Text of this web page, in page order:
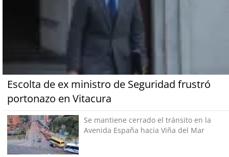
Escolta de ex ministro de Seguridad frustró
portonazo en Vitacura
Se mantiene cerrado el tránsito en la
Avenida España hacia Viña del Mar